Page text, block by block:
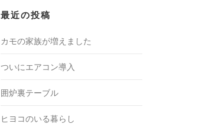
最近の投稿
カモの家族が増えました
ついにエアコン導入
囲炉裏テーブル
ヒヨコのいる暮らし